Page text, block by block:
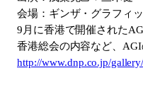
会場：ギンザ・グラフィ
9月に香港で開催された
香港総会の内容など、
http://www.dnp.co.jp/